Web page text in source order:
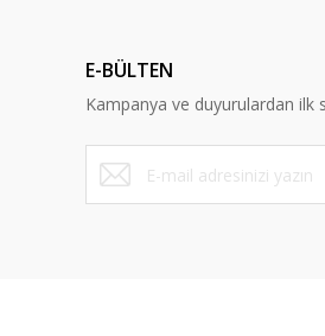
Bu ürüne benzer farklı
E-BÜLTEN
Kampanya ve duyurulardan ilk